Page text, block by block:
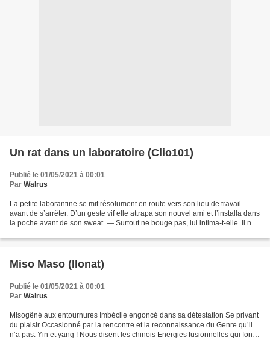
Un rat dans un laboratoire (Clio101)
Publié le 01/05/2021 à 00:01
Par Walrus
La petite laborantine se mit résolument en route vers son lieu de travail
avant de s’arrêter. D’un geste vif elle attrapa son nouvel ami et l’installa dans
la poche avant de son sweat. — Surtout ne bouge pas, lui intima-t-elle. Il ne
Miso Maso (Ilonat)
Publié le 01/05/2021 à 00:01
Par Walrus
Misogêné aux entournures Imbécile engoncé dans sa détestation Se privant
du plaisir Occasionné par la rencontre et la reconnaissance du Genre qu’il
n’a pas. Yin et yang ! Nous disent les chinois Energies fusionnelles qui font